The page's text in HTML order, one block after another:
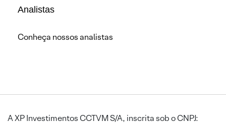
Analistas
Conheça nossos analistas
A XP Investimentos CCTVM S/A, inscrita sob o CNPJ: